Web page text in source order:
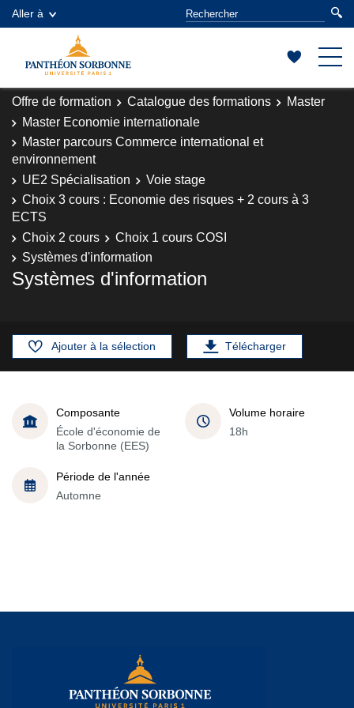
Aller à
Offre de formation Catalogue des formations
Master
Master Economie internationale
Master parcours Commerce international et
environnement
UE2 Spécialisation
Voie stage
Choix 3 cours : Economie des risques + 2 cours à 3
ECTS
Choix 2 cours
Choix 1 cours COSI
Systèmes d'information
Systèmes d'information
Ajouter à la sélection Télécharger
Composante
École d'économie de
la Sorbonne (EES)
Volume horaire
18h
Période de l'année
Automne